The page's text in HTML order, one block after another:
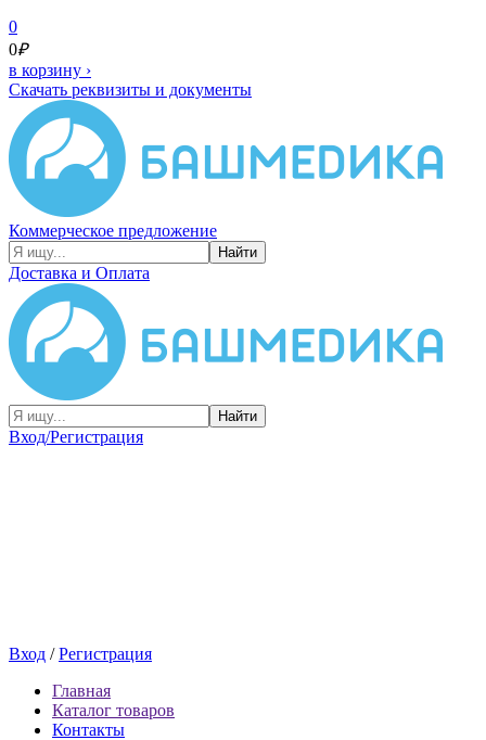
0
0₽
в корзину ›
Скачать реквизиты и документы
Коммерческое предложение
Найти
Доставка и Оплата
Найти
Вход/Регистрация
Вход /Регистрация
Главная
Каталог товаров
Контакты